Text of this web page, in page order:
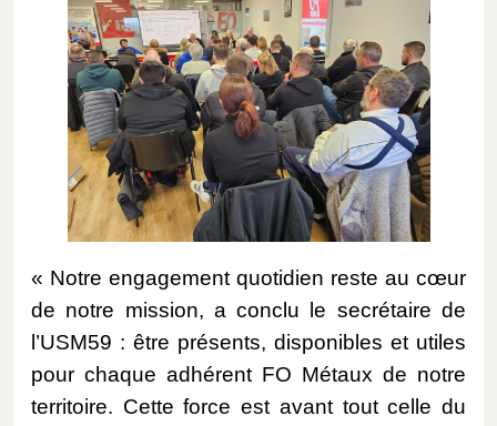
« Notre engagement quotidien reste au cœur
de notre mission, a conclu le secrétaire de
l’USM59 : être présents, disponibles et utiles
pour chaque adhérent FO Métaux de notre
territoire. Cette force est avant tout celle du